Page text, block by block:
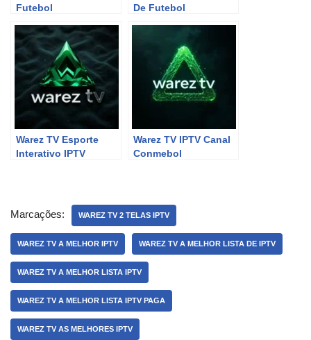
Futebol
De Futebol
Warez TV Esporte
Interativo IPTV
Warez TV IPTV Canal
Conmebol
Marcações: WAREZ TV 2 TELAS IPTV
WAREZ TV A MELHOR IPTV WAREZ TV A MELHOR LISTA DE IPTV
WAREZ TV A MELHOR LISTA IPTV
WAREZ TV A MELHOR LISTA IPTV PAGA
WAREZ TV AS MELHORES IPTV